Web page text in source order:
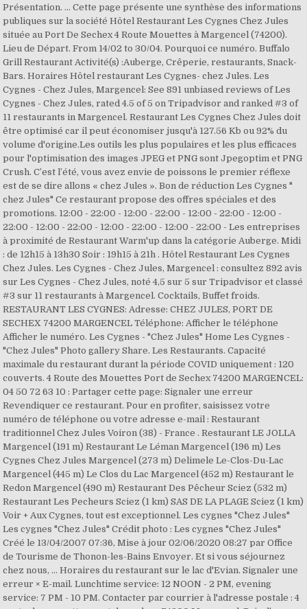
Présentation. ... Cette page présente une synthèse des informations
publiques sur la société Hôtel Restaurant Les Cygnes Chez Jules
située au Port De Sechex 4 Route Mouettes à Margencel (74200).
Lieu de Départ. From 14/02 to 30/04. Pourquoi ce numéro. Buffalo
Grill Restaurant Activité(s) :Auberge, Crêperie, restaurants, Snack-
Bars. Horaires Hôtel restaurant Les Cygnes- chez Jules. Les
Cygnes - Chez Jules, Margencel: See 891 unbiased reviews of Les
Cygnes - Chez Jules, rated 4.5 of 5 on Tripadvisor and ranked #3 of
11 restaurants in Margencel. Restaurant Les Cygnes Chez Jules doit
être optimisé car il peut économiser jusqu'à 127.56 Kb ou 92% du
volume d'origine.Les outils les plus populaires et les plus efficaces
pour l'optimisation des images JPEG et PNG sont Jpegoptim et PNG
Crush. C’est l’été, vous avez envie de poissons le premier réflexe
est de se dire allons « chez Jules ». Bon de réduction Les Cygnes "
chez Jules" Ce restaurant propose des offres spéciales et des
promotions. 12:00 - 22:00 - 12:00 - 22:00 - 12:00 - 22:00 - 12:00 -
22:00 - 12:00 - 22:00 - 12:00 - 22:00 - 12:00 - 22:00 - Les entreprises
à proximité de Restaurant Warm'up dans la catégorie Auberge. Midi
: de 12h15 à 13h30 Soir : 19h15 à 21h . Hôtel Restaurant Les Cygnes
Chez Jules. Les Cygnes - Chez Jules, Margencel : consultez 892 avis
sur Les Cygnes - Chez Jules, noté 4,5 sur 5 sur Tripadvisor et classé
#3 sur 11 restaurants à Margencel. Cocktails, Buffet froids.
RESTAURANT LES CYGNES: Adresse: CHEZ JULES, PORT DE
SECHEX 74200 MARGENCEL Téléphone: Afficher le téléphone
Afficher le numéro. Les Cygnes - "Chez Jules" Home Les Cygnes -
"Chez Jules" Photo gallery Share. Les Restaurants. Capacité
maximale du restaurant durant la période COVID uniquement : 120
couverts. 4 Route des Mouettes Port de Sechex 74200 MARGENCEL:
04 50 72 63 10 : Partager cette page: Signaler une erreur
Revendiquer ce restaurant. Pour en profiter, saisissez votre
numéro de téléphone ou votre adresse e-mail : Restaurant
traditionnel Chez Jules Voiron (38) - France . Restaurant LE JOLLA
Margencel (191 m) Restaurant Le Léman Margencel (196 m) Les
Cygnes Chez Jules Margencel (273 m) Delimele Le-Clos-Du-Lac
Margencel (445 m) Le Clos du Lac Margencel (452 m) Restaurant le
Redon Margencel (490 m) Restaurant Des Pêcheur Sciez (532 m)
Restaurant Les Pecheurs Sciez (1 km) SAS DE LA PLAGE Sciez (1 km)
Voir + Aux Cygnes, tout est exceptionnel. Les cygnes "Chez Jules"
Les cygnes "Chez Jules" Crédit photo : Les cygnes "Chez Jules"
Créé le 13/04/2007 07:36, Mise à jour 02/06/2020 08:27 par Office
de Tourisme de Thonon-les-Bains Envoyer. Et si vous séjournez
chez nous, ... Horaires du restaurant sur le lac d'Evian. Signaler une
erreur × E-mail. Lunchtime service: 12 NOON - 2 PM, evening
service: 7 PM - 10 PM. Contacter par courrier à l'adresse postale : 4